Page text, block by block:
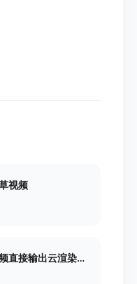
视频
直接输出云渲染视